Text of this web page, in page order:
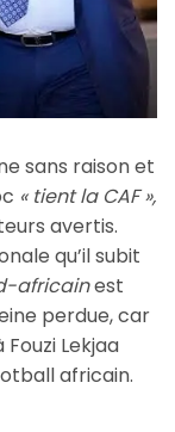
sans raison et
« tient la CAF »,
avertis.
qu’il subit
africainest
perdue, car
Lekjaa
africain.